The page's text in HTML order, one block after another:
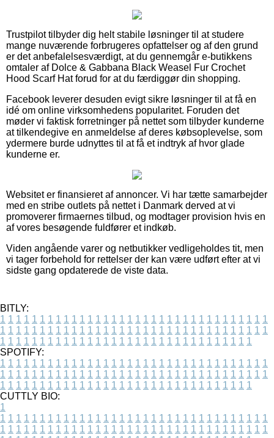
Trustpilot tilbyder dig helt stabile løsninger til at studere
mange nuværende forbrugeres opfattelser og af den grund
er det anbefalelsesværdigt, at du gennemgår e-butikkens
omtaler af Dolce & Gabbana Black Weasel Fur Crochet
Hood Scarf Hat forud for at du færdiggør din shopping.
Facebook leverer desuden evigt sikre løsninger til at få en
idé om online virksomhedens popularitet. Foruden det
møder vi faktisk forretninger på nettet som tilbyder kunderne
at tilkendegive en anmeldelse af deres købsoplevelse, som
ydermere burde udnyttes til at få et indtryk af hvor glade
kunderne er.
Websitet er finansieret af annoncer. Vi har tætte samarbejder
med en stribe outlets på nettet i Danmark derved at vi
promoverer firmaernes tilbud, og modtager provision hvis en
af vores besøgende fuldfører et indkøb.
Viden angående varer og netbutikker vedligeholdes tit, men
vi tager forbehold for rettelser der kan være udført efter at vi
sidste gang opdaterede de viste data.
BITLY:
1 1 1 1 1 1 1 1 1 1 1 1 1 1 1 1 1 1 1 1 1 1 1 1 1 1 1 1 1 1 1 1 1 1
1 1 1 1 1 1 1 1 1 1 1 1 1 1 1 1 1 1 1 1 1 1 1 1 1 1 1 1 1 1 1 1 1 1
1 1 1 1 1 1 1 1 1 1 1 1 1 1 1 1 1 1 1 1 1 1 1 1 1 1 1 1 1 1 1 1
SPOTIFY:
1 1 1 1 1 1 1 1 1 1 1 1 1 1 1 1 1 1 1 1 1 1 1 1 1 1 1 1 1 1 1 1 1 1
1 1 1 1 1 1 1 1 1 1 1 1 1 1 1 1 1 1 1 1 1 1 1 1 1 1 1 1 1 1 1 1 1 1
1 1 1 1 1 1 1 1 1 1 1 1 1 1 1 1 1 1 1 1 1 1 1 1 1 1 1 1 1 1 1 1
CUTTLY BIO:
1
1 1 1 1 1 1 1 1 1 1 1 1 1 1 1 1 1 1 1 1 1 1 1 1 1 1 1 1 1 1 1 1 1 1
1 1 1 1 1 1 1 1 1 1 1 1 1 1 1 1 1 1 1 1 1 1 1 1 1 1 1 1 1 1 1 1 1 1